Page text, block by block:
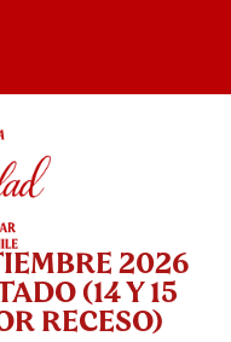
2026
(14 Y 15
RECESO)